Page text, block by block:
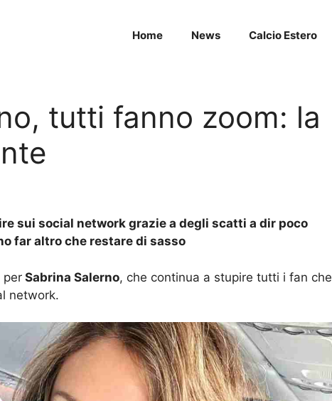
Home News Calcio Estero
tutti fanno zoom: la
sui social network grazie a degli scatti a dir poco
far altro che restare di sasso
per Sabrina Salerno, che continua a stupire tutti i fan che
network.